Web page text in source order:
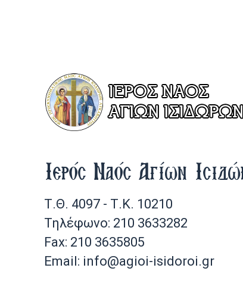
Ιερός Ναός Αγίων
Τ.Θ. 4097 - Τ.Κ. 10210
Τηλέφωνο: 210 3633282
Fax: 210 3635805
Email: info@agioi-isidoroi.gr